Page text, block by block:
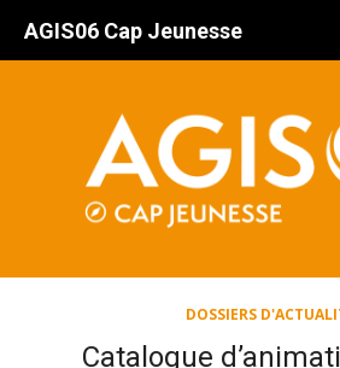
AGIS06 Cap Jeunesse
DOSSIERS
Catalogue